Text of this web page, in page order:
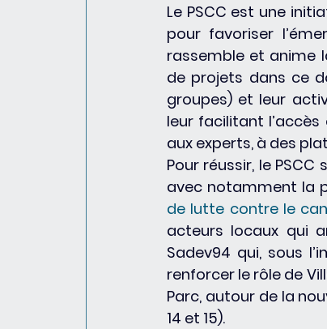
Le PSCC est une
pour favoriser
rassemble et anime
de projets dans ce
groupes) et leur
leur facilitant
aux experts, à des
Pour réussir, le
avec notamment la
de lutte contre le
acteurs locaux qui
Sadev94 qui, sous
renforcer le rôle de
Parc, autour de la
14 et 15).